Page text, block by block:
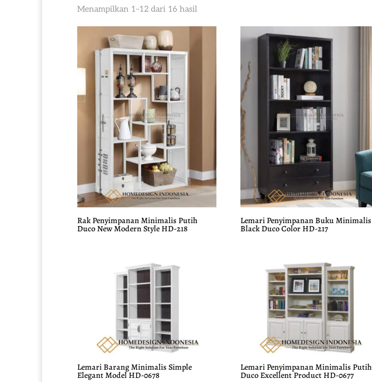
Menampilkan 1–12 dari 16 hasil
Rak Penyimpanan Minimalis Putih
Duco New Modern Style HD-218
Lemari Penyimpanan Buku Minimalis
Black Duco Color HD-217
Lemari Barang Minimalis Simple
Elegant Model HD-0678
Lemari Penyimpanan Minimalis Putih
Duco Excellent Product HD-0677